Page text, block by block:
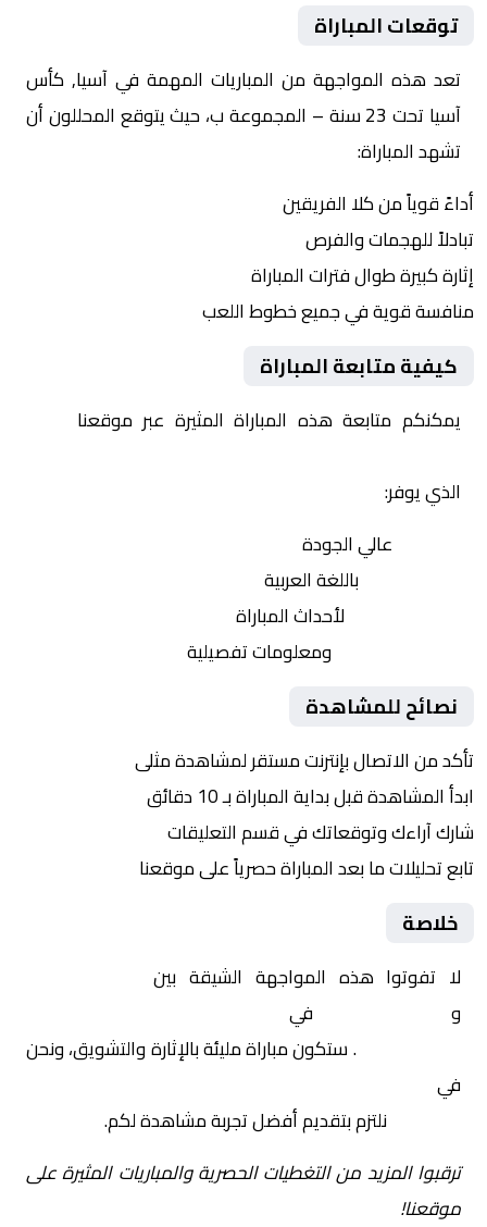
توقعات المباراة
تعد هذه المواجهة من المباريات المهمة في آسيا, كأس
آسيا تحت 23 سنة – المجموعة ب، حيث يتوقع المحللون أن
تشهد المباراة:
أداءً قوياً من كلا الفريقين
تبادلاً للهجمات والفرص
إثارة كبيرة طوال فترات المباراة
منافسة قوية في جميع خطوط اللعب
كيفية متابعة المباراة
يمكنكم متابعة هذه المباراة المثيرة عبر موقعنا
الذي يوفر:
عالي الجودة
باللغة العربية
لأحداث المباراة
ومعلومات تفصيلية
نصائح للمشاهدة
تأكد من الاتصال بإنترنت مستقر لمشاهدة مثلى
ابدأ المشاهدة قبل بداية المباراة بـ 10 دقائق
شارك آراءك وتوقعاتك في قسم التعليقات
تابع تحليلات ما بعد المباراة حصرياً على موقعنا
خلاصة
لا تفوتوا هذه المواجهة الشيقة بين
والإمارات تحت 23 في
. ستكون مباراة مليئة بالإثارة والتشويق، ونحن
في
نلتزم بتقديم أفضل تجربة مشاهدة لكم.
ترقبوا المزيد من التغطيات الحصرية والمباريات المثيرة على
موقعنا!